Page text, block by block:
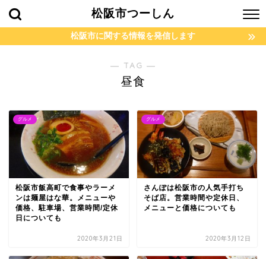
松阪市つーしん
松阪市に関する情報を発信します
― TAG ―
昼食
グルメ
松阪市飯高町で食事やラーメ
ンは麺屋はな華。メニューや
価格、駐車場、営業時間/定休
日についても
2020年3月21日
グルメ
さんぽは松阪市の人気手打ち
そば店。営業時間や定休日、
メニューと価格についても
2020年3月12日